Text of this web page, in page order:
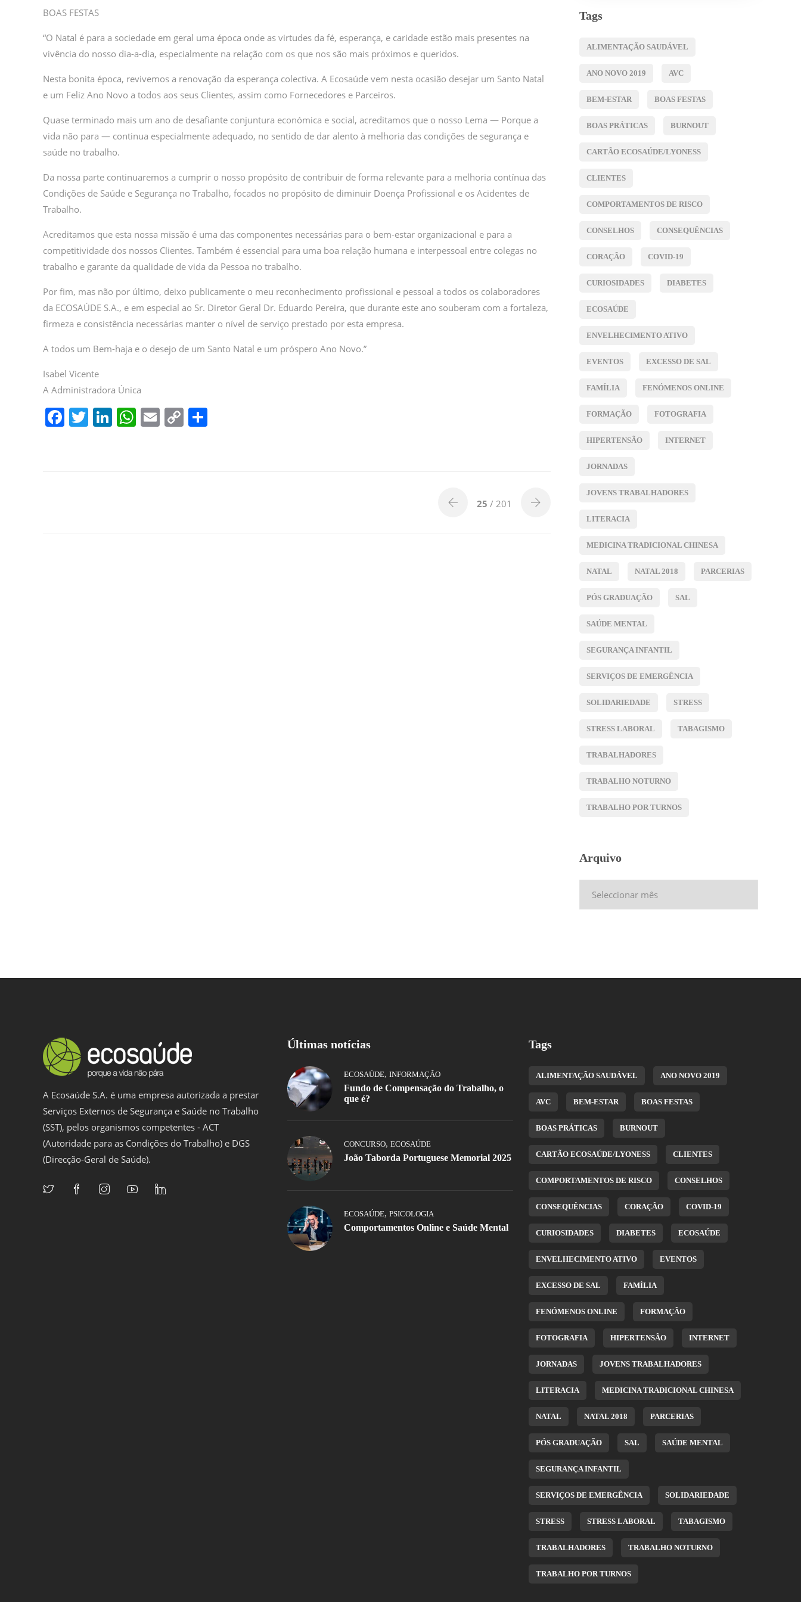
BOAS FESTAS
“O Natal é para a sociedade em geral uma época onde as virtudes da fé, esperança, e caridade estão mais presentes na
vivência do nosso dia-a-dia, especialmente na relação com os que nos são mais próximos e queridos.
Nesta bonita época, revivemos a renovação da esperança colectiva. A Ecosaúde vem nesta ocasião desejar um Santo Natal
e um Feliz Ano Novo a todos aos seus Clientes, assim como Fornecedores e Parceiros.
Quase terminado mais um ano de desafiante conjuntura económica e social, acreditamos que o nosso Lema — Porque a
vida não para — continua especialmente adequado, no sentido de dar alento à melhoria das condições de segurança e
saúde no trabalho.
Da nossa parte continuaremos a cumprir o nosso propósito de contribuir de forma relevante para a melhoria contínua das
Condições de Saúde e Segurança no Trabalho, focados no propósito de diminuir Doença Profissional e os Acidentes de
Trabalho.
Acreditamos que esta nossa missão é uma das componentes necessárias para o bem-estar organizacional e para a
competitividade dos nossos Clientes. Também é essencial para uma boa relação humana e interpessoal entre colegas no
trabalho e garante da qualidade de vida da Pessoa no trabalho.
Por fim, mas não por último, deixo publicamente o meu reconhecimento profissional e pessoal a todos os colaboradores
da ECOSAÚDE S.A., e em especial ao Sr. Diretor Geral Dr. Eduardo Pereira, que durante este ano souberam com a fortaleza,
firmeza e consistência necessárias manter o nível de serviço prestado por esta empresa.
A todos um Bem-haja e o desejo de um Santo Natal e um próspero Ano Novo.”
Isabel Vicente
A Administradora Única
F T Li W E C
25 / 201
Tags
ALIMENTAÇÃO SAUDÁVEL
ANO NOVO 2019 AVC
BEM-ESTAR BOAS FESTAS
BOAS PRÁTICAS BURNOUT
CARTÃO ECOSAÚDE/LYONESS
CLIENTES
COMPORTAMENTOS DE RISCO
CONSELHOS CONSEQUÊNCIAS
CORAÇÃO COVID-19
CURIOSIDADES DIABETES
ECOSAÚDE
ENVELHECIMENTO ATIVO
EVENTOS EXCESSO DE SAL
FAMÍLIA FENÓMENOS ONLINE
FORMAÇÃO FOTOGRAFIA
HIPERTENSÃO INTERNET
JORNADAS
JOVENS TRABALHADORES
LITERACIA
MEDICINA TRADICIONAL CHINESA
NATAL NATAL 2018 PARCERIAS
PÓS GRADUAÇÃO SAL
SAÚDE MENTAL
SEGURANÇA INFANTIL
SERVIÇOS DE EMERGÊNCIA
SOLIDARIEDADE STRESS
STRESS LABORAL TABAGISMO
TRABALHADORES
TRABALHO NOTURNO
TRABALHO POR TURNOS
Arquivo
A Ecosaúde S.A. é uma empresa autorizada a prestar
Serviços Externos de Segurança e Saúde no Trabalho
(SST), pelos organismos competentes - ACT
(Autoridade para as Condições do Trabalho) e DGS
(Direcção-Geral de Saúde).
Últimas notícias
ECOSAÚDE, INFORMAÇÃO
Fundo de Compensação do Trabalho, o
que é?
CONCURSO, ECOSAÚDE
João Taborda Portuguese Memorial 2025
ECOSAÚDE, PSICOLOGIA
Comportamentos Online e Saúde Mental
Tags
ALIMENTAÇÃO SAUDÁVEL ANO NOVO 2019
AVC BEM-ESTAR BOAS FESTAS
BOAS PRÁTICAS BURNOUT
CARTÃO ECOSAÚDE/LYONESS CLIENTES
COMPORTAMENTOS DE RISCO CONSELHOS
CONSEQUÊNCIAS CORAÇÃO COVID-19
CURIOSIDADES DIABETES ECOSAÚDE
ENVELHECIMENTO ATIVO EVENTOS
EXCESSO DE SAL FAMÍLIA
FENÓMENOS ONLINE FORMAÇÃO
FOTOGRAFIA HIPERTENSÃO INTERNET
JORNADAS JOVENS TRABALHADORES
LITERACIA MEDICINA TRADICIONAL CHINESA
NATAL NATAL 2018 PARCERIAS
PÓS GRADUAÇÃO SAL SAÚDE MENTAL
SEGURANÇA INFANTIL
SERVIÇOS DE EMERGÊNCIA SOLIDARIEDADE
STRESS STRESS LABORAL TABAGISMO
TRABALHADORES TRABALHO NOTURNO
TRABALHO POR TURNOS